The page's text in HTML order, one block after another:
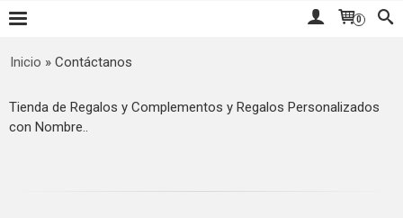
0
Inicio » Contáctanos
Tienda de Regalos y Complementos y Regalos Personalizados
con Nombre..